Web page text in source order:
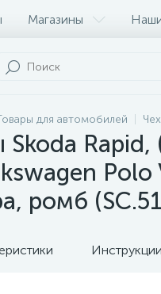
Магазины
для автомобилей
Skoda
Polo
ромб